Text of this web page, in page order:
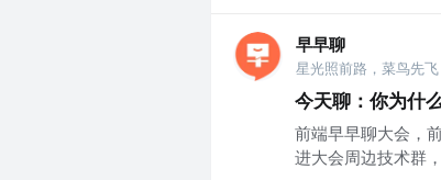
早早聊
星光照前路，菜鸟先
今天聊：你为什
前端早早聊大会，
进大会周边技术群